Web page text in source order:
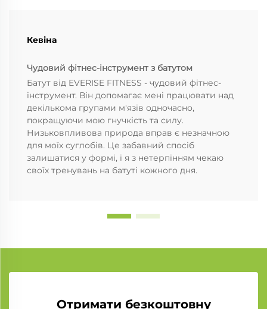
Кевіна
Чудовий фітнес-інструмент з батутом
Батут від EVERISE FITNESS - чудовий фітнес-
інструмент. Він допомагає мені працювати над
декількома групами м'язів одночасно,
покращуючи мою гнучкість та силу.
Низьковпливова природа вправ є незначною
для моїх суглобів. Це забавний спосіб
залишатися у формі, і я з нетерпінням чекаю
своїх тренувань на батуті кожного дня.
Отримати безкоштовну